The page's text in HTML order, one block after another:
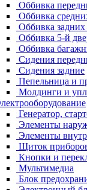
Оббивка
Оббивка
Оббивка задних
Оббивка 5-й
Оббивка
Сидения
Сидения задние
Пепельница и
Молдинги и
Генератор,
Элементы
Элементы
Щиток
Кнопки и
Мультимедиа
Блок